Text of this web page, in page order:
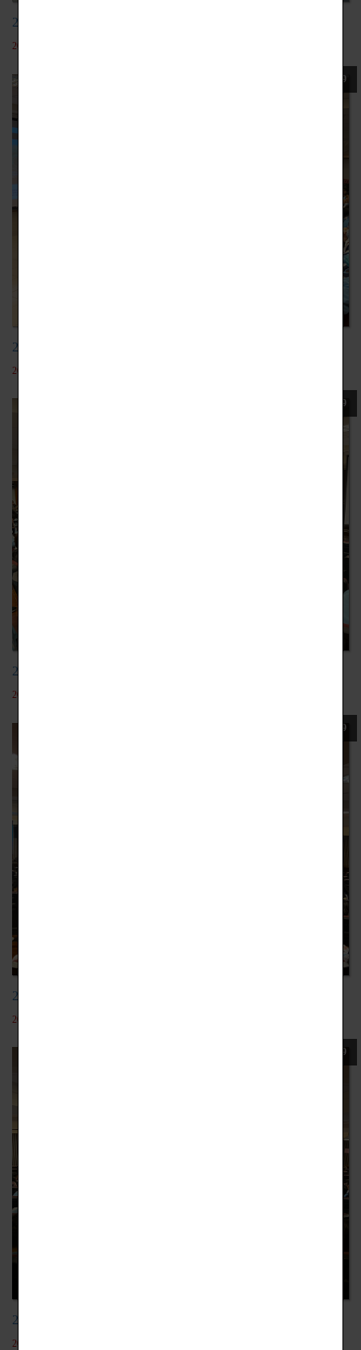
20201103台灣玻璃館 鹿港
2022-05-19
109
20201106家具設計產業現況
2022-05-19
109
20201109電繪板講座
2022-05-19
109
20201110多媒體遊戲發產產業
2022-05-19
109
20201111金屬工藝產品設計
2022-05-19